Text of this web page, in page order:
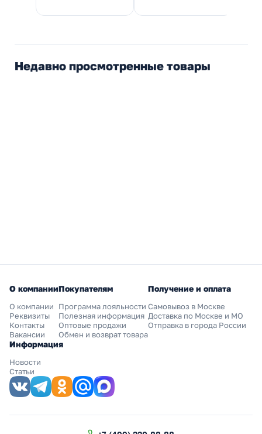
Недавно просмотренные товары
О компании
О компании
Реквизиты
Контакты
Вакансии
Покупателям
Программа лояльности
Полезная информация
Оптовые продажи
Обмен и возврат товара
Получение и оплата
Самовывоз в Москве
Доставка по Москве и МО
Отправка в города России
Информация
Новости
Статьи